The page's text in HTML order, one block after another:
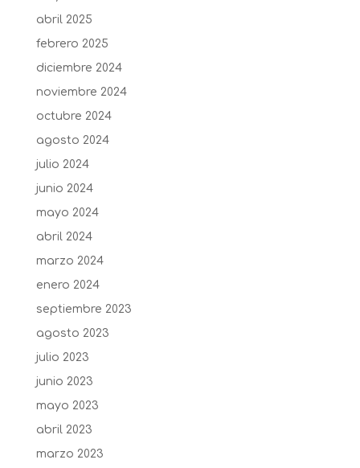
abril 2025
febrero 2025
diciembre 2024
noviembre 2024
octubre 2024
agosto 2024
julio 2024
junio 2024
mayo 2024
abril 2024
marzo 2024
enero 2024
septiembre 2023
agosto 2023
julio 2023
junio 2023
mayo 2023
abril 2023
marzo 2023